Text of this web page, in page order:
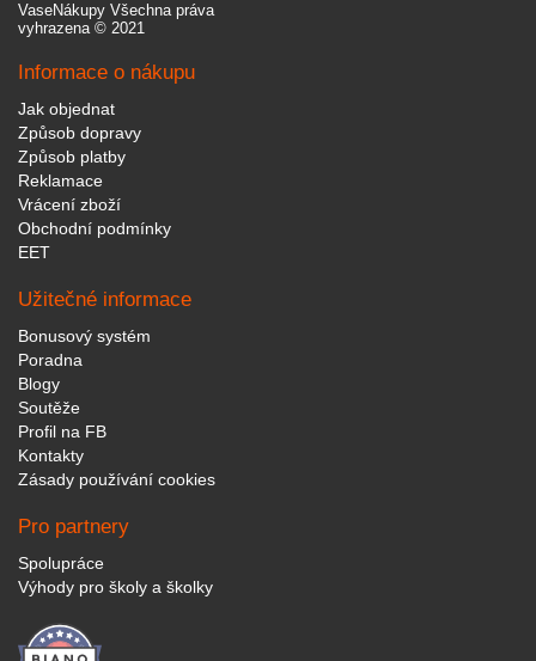
VaseNákupy Všechna práva
vyhrazena © 2021
Informace o nákupu
Jak objednat
Způsob dopravy
Způsob platby
Reklamace
Vrácení zboží
Obchodní podmínky
EET
Užitečné informace
Bonusový systém
Poradna
Blogy
Soutěže
Profil na FB
Kontakty
Zásady používání cookies
Pro partnery
Spolupráce
Výhody pro školy a školky